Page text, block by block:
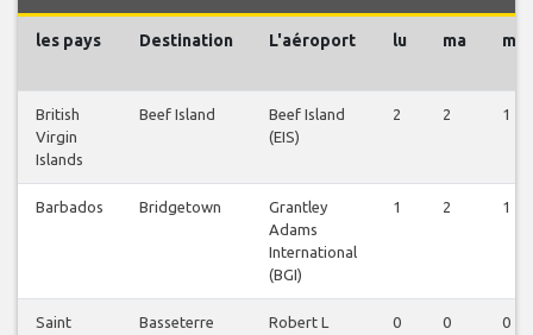
les pays Destination L'aéroport lu ma me
British
Virgin
Islands
Beef Island
Beef Island
(EIS)
2 2 1
Barbados Bridgetown
Grantley
Adams
International
(BGI)
1 2 1
Saint
Basseterre
Robert L
0 0 0